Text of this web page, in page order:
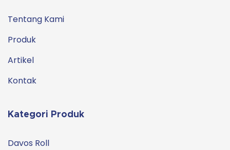
Tentang Kami
Produk
Artikel
Kontak
Kategori Produk
Davos Roll